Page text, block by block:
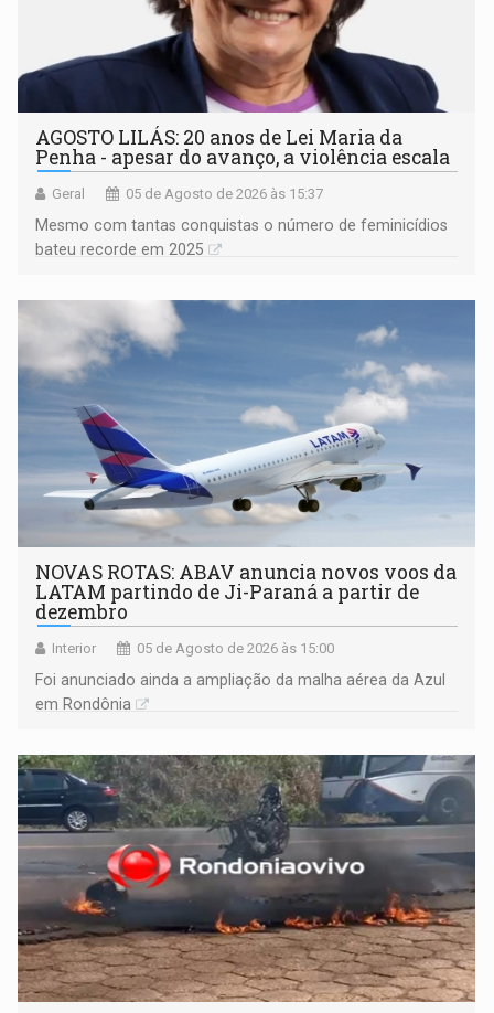
AGOSTO LILÁS: 20 anos de Lei Maria da
Penha - apesar do avanço, a violência escala
Geral 05 de Agosto de 2026 às 15:37
Mesmo com tantas conquistas o número de feminicídios
bateu recorde em 2025
NOVAS ROTAS: ABAV anuncia novos voos da
LATAM partindo de Ji-Paraná a partir de
dezembro
Interior 05 de Agosto de 2026 às 15:00
Foi anunciado ainda a ampliação da malha aérea da Azul
em Rondônia